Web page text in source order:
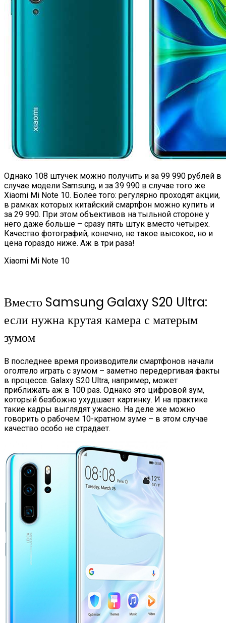
Однако 108 штучек можно получить и за 99 990 рублей в
случае модели Samsung, и за 39 990 в случае того же
Xiaomi Mi Note 10. Более того: регулярно проходят акции,
в рамках которых китайский смартфон можно купить и
за 29 990. При этом объективов на тыльной стороне у
него даже больше – сразу пять штук вместо четырех.
Качество фотографий, конечно, не такое высокое, но и
цена гораздо ниже. Аж в три раза!
Xiaomi Mi Note 10
Вместо Samsung Galaxy S20 Ultra:
если нужна крутая камера с матерым
зумом
В последнее время производители смартфонов начали
оголтело играть с зумом – заметно передергивая факты
в процессе. Galaxy S20 Ultra, например, может
приближать аж в 100 раз. Однако это цифровой зум,
который безбожно ухудшает картинку. И на практике
такие кадры выглядят ужасно. На деле же можно
говорить о рабочем 10-кратном зуме – в этом случае
качество особо не страдает.